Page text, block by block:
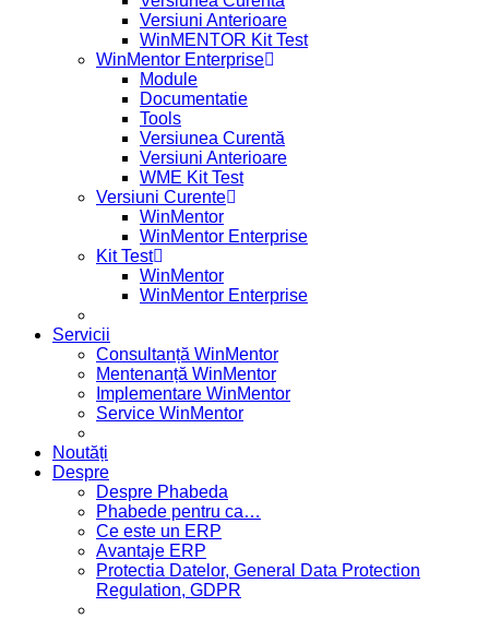
Versiuni Anterioare
WinMENTOR Kit Test
WinMentor Enterprise
Module
Documentatie
Tools
Versiunea Curentă
Versiuni Anterioare
WME Kit Test
Versiuni Curente
WinMentor
WinMentor Enterprise
Kit Test
WinMentor
WinMentor Enterprise
Servicii
Consultanță WinMentor
Mentenanță WinMentor
Implementare WinMentor
Service WinMentor
Noutăți
Despre
Despre Phabeda
Phabede pentru ca…
Ce este un ERP
Avantaje ERP
Protectia Datelor, General Data Protection
Regulation, GDPR